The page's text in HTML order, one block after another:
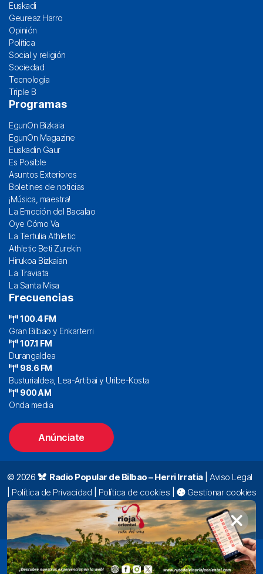
Euskadi
Geureaz Harro
Opinión
Política
Social y religión
Sociedad
Tecnología
Triple B
Programas
EgunOn Bizkaia
EgunOn Magazine
Euskadin Gaur
Es Posible
Asuntos Exteriores
Boletines de noticias
¡Música, maestra!
La Emoción del Bacalao
Oye Cómo Va
La Tertulia Athletic
Athletic Beti Zurekin
Hirukoa Bizkaian
La Traviata
La Santa Misa
Frecuencias
100.4 FM
Gran Bilbao y Enkarterri
107.1 FM
Durangaldea
98.6 FM
Busturialdea, Lea-Artibai y Uribe-Kosta
900 AM
Onda media
Anúnciate
© 2026 Radio Popular de Bilbao – Herri Irratia| Aviso Legal
Política de Privacidad Política de cookies
Gestionar cookies
Alda. Mazarredo, 47 – 7º 48009 Bilbao |
94 423 92 00|
oyentes@radiopopular.com